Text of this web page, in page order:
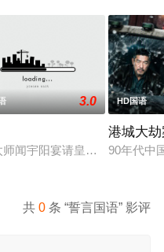
劫走了一批黄金，一路逃
3.0
师闻宇阳宴请皇上义子神策府
HD国语
港城大
90年代中
共0 条 “誓言国语” 影评